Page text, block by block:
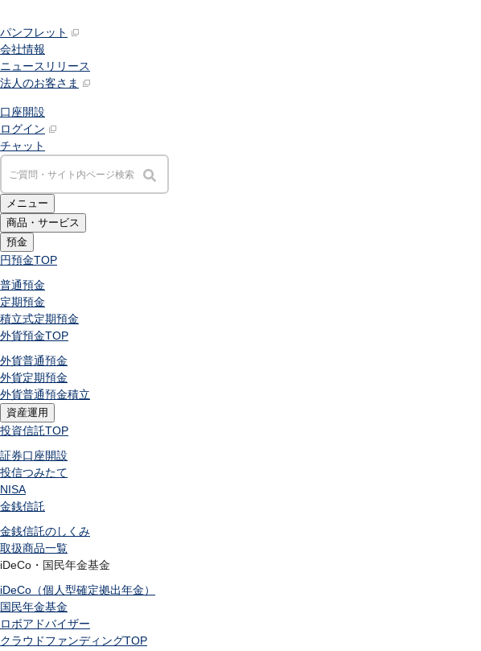
パンフレット
会社情報
ニュースリリース
法人のお客さま
口座開設
ログイン
チャット
メニュー
商品・サービス
預金
円預金TOP
普通預金
定期預金
積立式定期預金
外貨預金TOP
外貨普通預金
外貨定期預金
外貨普通預金積立
資産運用
投資信託TOP
証券口座開設
投信つみたて
NISA
金銭信託
金銭信託のしくみ
取扱商品一覧
iDeCo・国民年金基金
iDeCo（個人型確定拠出年金）
国民年金基金
ロボアドバイザー
クラウドファンディングTOP